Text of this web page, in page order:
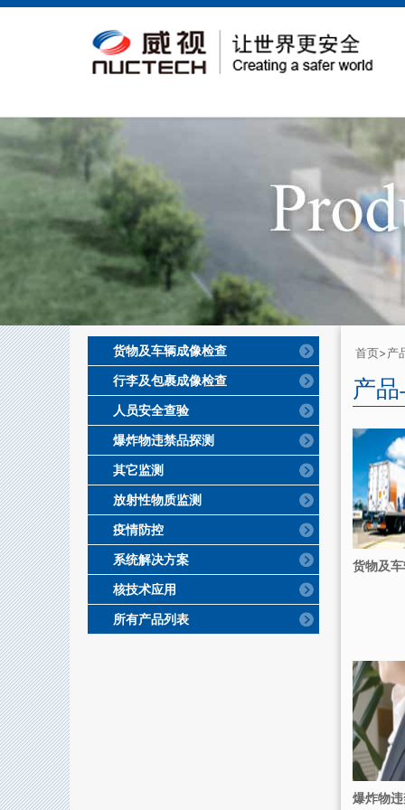
货物及车辆成像检查
行李及包裹成像检查
人员安全查验
爆炸物违禁品探测
其它监测
放射性物质监测
疫情防控
系统解决方案
核技术应用
所有产品列表
首页>产
产
货物及
爆炸物